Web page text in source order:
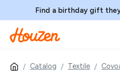
Find a birthday gift
Catalog Textile